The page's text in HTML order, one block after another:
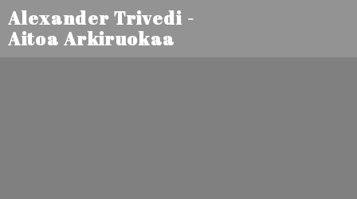
Alexander Trivedi -
Aitoa Arkiruokaa